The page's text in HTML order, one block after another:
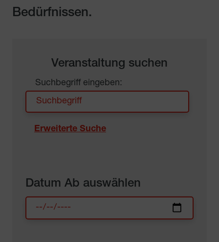
Bedürfnissen.
Veranstaltung suchen
Suchbegriff eingeben:
Erweiterte Suche
Datum Ab auswählen